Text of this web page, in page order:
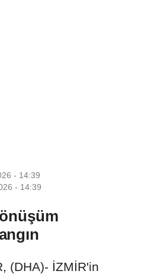
- 14:39
- 14:39
(DHA)- İZMİR'in